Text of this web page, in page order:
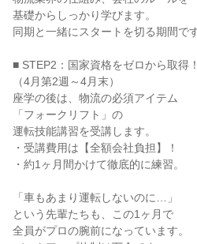
基礎からしっかり学びます。
同期と一緒にスタートを切る期間です
■ STEP2：国家資格をゼロから取得！
（4月第2週～4月末）
座学の後は、物流の必須アイテム
「フォークリフト」の
運転技能講習を受講します。
・受講費用は【全額会社負担】！
・約1ヶ月間かけて徹底的に練習。
「車もあまり運転しないのに…」
という先輩たちも、この1ヶ月で
全員がプロの腕前になっています。